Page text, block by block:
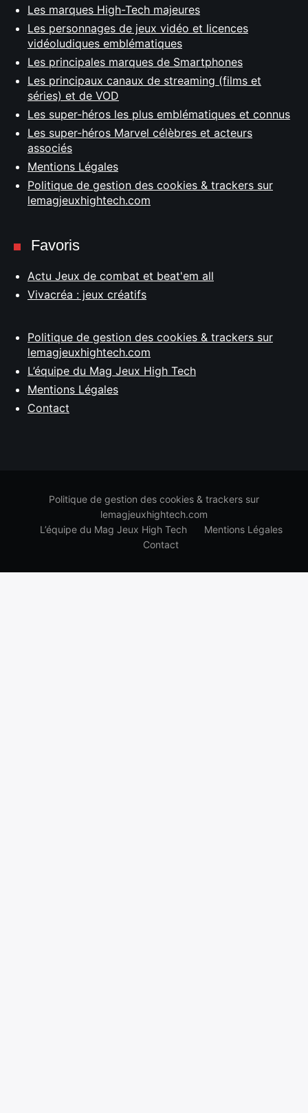
Les marques High-Tech majeures
Les personnages de jeux vidéo et licences
vidéoludiques emblématiques
Les principales marques de Smartphones
Les principaux canaux de streaming (films et
séries) et de VOD
Les super-héros les plus emblématiques et connus
Les super-héros Marvel célèbres et acteurs
associés
Mentions Légales
Politique de gestion des cookies & trackers sur
lemagjeuxhightech.com
Favoris
Actu Jeux de combat et beat'em all
Vivacréa : jeux créatifs
Politique de gestion des cookies & trackers sur
lemagjeuxhightech.com
L’équipe du Mag Jeux High Tech
Mentions Légales
Contact
Politique de gestion des cookies & trackers sur
lemagjeuxhightech.com
L’équipe du Mag Jeux High Tech
Mentions Légales
Contact